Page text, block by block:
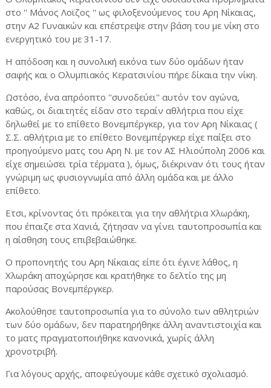
στο '' Μάνος Λοϊζος '' ως φιλοξενούμενος του Αρη Νίκαιας,
στην Α2 Γυναικών και επέστρεψε στην βάση του με νίκη στο
ενεργητικό του με 31-17.
Η απόδοση και η συνολική εικόνα των δύο ομάδων ήταν
σαφής και ο Ολυμπιακός Κερατσινίου πήρε δίκαια την νίκη.
Ωστόσο, ένα απρόοπτο ''συνοδεύει'' αυτόν τον αγώνα,
καθώς, οι διαιτητές είδαν στο τεραίν αθλήτρια που είχε
δηλωθεί με το επίθετο Βονεμπέργκερ, για τον Αρη Νίκαιας (
Σ.Σ. αθλήτρια με το επίθετο Βονεμπέργκερ είχε παίξει στο
προηγούμενο ματς του Αρη Ν. με τον ΑΣ Ηλιούπολη 2006 και
είχε σημειώσει τρία τέρματα ), όμως, διέκριναν ότι τους ήταν
γνώριμη ως φυσιογνωμία από άλλη ομάδα και με άλλο
επίθετο.
Ετσι, κρίνοντας ότι πρόκειται για την αθλήτρια Χλωράκη,
που έπαιζε στα Χανιά, ζήτησαν να γίνει ταυτοπροσωπία και
η αίσθηση τους επιβεβαιώθηκε.
Ο προπονητής του Αρη Νίκαιας είπε ότι έγινε λάθος, η
Χλωράκη αποχώρησε και κρατήθηκε το δελτίο της μη
παρούσας Βονεμπέργκερ.
Ακολούθησε ταυτοπροσωπία για το σύνολο των αθλητριών
των δύο ομάδων, δεν παρατηρήθηκε άλλη αναντιστοιχία και
το ματς πραγματοποιήθηκε κανονικά, χωρίς άλλη
χρονοτριβή.
Για λόγους αρχής, αποφεύγουμε κάθε σχετικό σχολιασμό.